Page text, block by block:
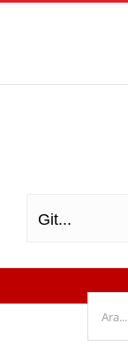
Git...
Ara: